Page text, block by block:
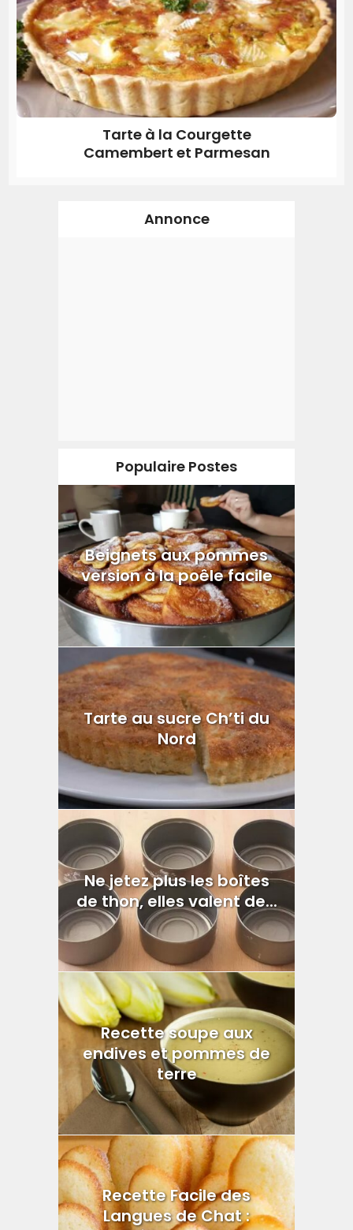
Tarte à la Courgette
Camembert et Parmesan
Annonce
Populaire Postes
Beignets aux pommes
version à la poêle facile
Tarte au sucre Ch’ti du
Nord
Ne jetez plus les boîtes
de thon, elles valent de...
Recette soupe aux
endives et pommes de
terre
Recette Facile des
Langues de Chat :